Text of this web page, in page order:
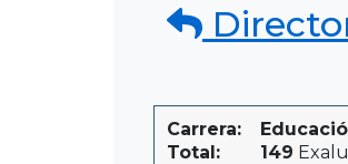
Carrera:
Total:
149